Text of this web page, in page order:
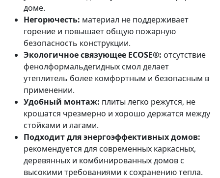
доме.
Негорючесть: материал не поддерживает
горение и повышает общую пожарную
безопасность конструкции.
Экологичное связующее ECOSE®: отсутствие
фенолформальдегидных смол делает
утеплитель более комфортным и безопасным в
применении.
Удобный монтаж: плиты легко режутся, не
крошатся чрезмерно и хорошо держатся между
стойками и лагами.
Подходит для энергоэффективных домов:
рекомендуется для современных каркасных,
деревянных и комбинированных домов с
высокими требованиями к сохранению тепла.